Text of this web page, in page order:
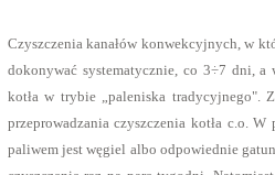
Czyszczenia kanałów konwekcyjnych, w
dokonywać systematycznie, co 3÷7 dni,
kotła w trybie „paleniska tradycyjnego".
przeprowadzania czyszczenia kotła c.o.
paliwem jest węgiel albo odpowiednie